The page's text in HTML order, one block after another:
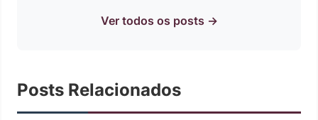
Ver todos os posts →
Posts Relacionados